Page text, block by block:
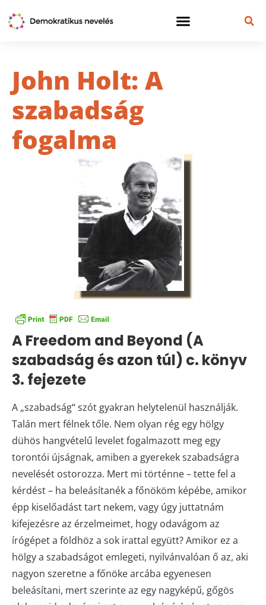
John Holt: A
szabadság
fogalma
A Freedom and Beyond (A
szabadság és azon túl) c. könyv
3. fejezete
A „szabadság“ szót gyakran helytelenül használják.
Talán mert félnek tőle. Nem olyan rég egy hölgy
dühös hangvételű levelet fogalmazott meg egy
torontói újságnak, amiben a gyerekek szabadságra
nevelését ostorozza. Mert mi történne – tette fel a
kérdést – ha beleásítanék a főnököm képébe, amikor
épp kiselőadást tart nekem, vagy úgy juttatnám
kifejezésre az érzelmeimet, hogy odavágom az
írógépet a földhöz a sok irattal együtt? Amikor ez a
hölgy a szabadságot emlegeti, nyilvánvalóan ő az, aki
nagyon szeretne a főnöke arcába egyenesen
beleásítani, mert szerinte az egy nagyképű, gőgös